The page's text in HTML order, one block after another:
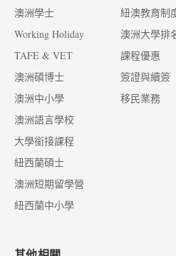
澳洲學士
Working Holiday
TAFE & VET
澳洲碩博士
澳洲中小學
澳洲語言學校
大學銜接課程
紐西蘭碩士
澳洲短期留學營
紐西蘭中小學
紐澳教育制
澳洲大學排
課程優惠
簽證與續簽
移民業務